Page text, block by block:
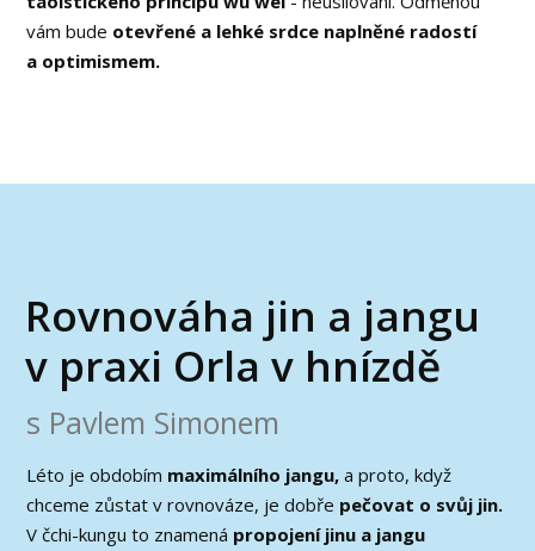
vám bude otevřené a lehké srdce naplněné radostí
a optimismem.
Rovnováha jin a jangu
v praxi Orla v hnízdě
s Pavlem Simonem
Léto je obdobím maximálního jangu, a proto, když
chceme zůstat v rovnováze, je dobře pečovat o svůj jin.
V čchi-kungu to znamená propojení jinu a jangu